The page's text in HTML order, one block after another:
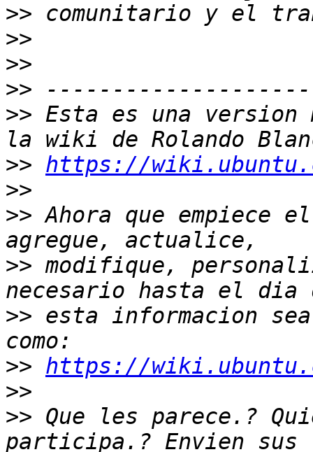
>>
>>
>>
>>
>> Esta es una
>> https://
>>
>> Ahora que empiece
>> modifique,
>> esta informacion
>> https://
>>
>> Que les parece.?